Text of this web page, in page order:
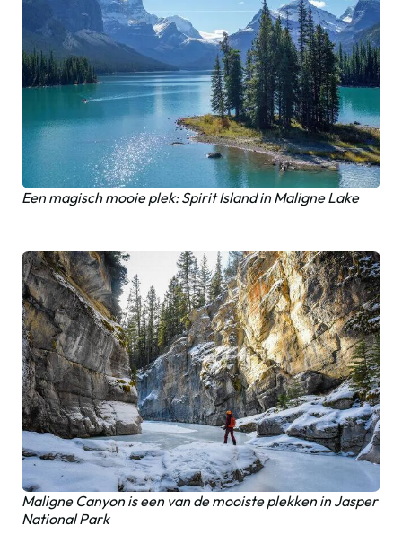
Een magisch mooie plek: Spirit Island in Maligne Lake
Maligne Canyon is een van de mooiste plekken in Jasper
National Park